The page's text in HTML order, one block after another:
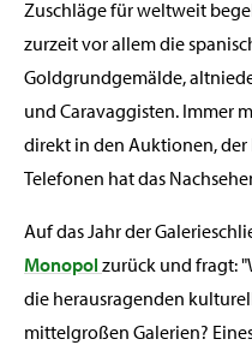
Zuschläge für weltweit
zurzeit vor allem die
Goldgrundgemälde,
und Caravaggisten. Immer
direkt in den Auktionen, der
Telefonen hat das
Auf das Jahr der
Monopol zurück und fragt:
die herausragenden
mittelgroßen Galerien?